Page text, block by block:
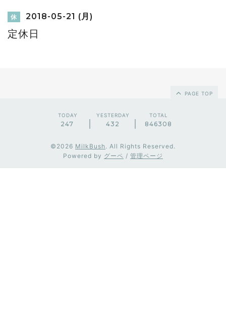
休 2018-05-21 (月)
定休日
PAGE TOP
TODAY
247
YESTERDAY
432
TOTAL
846308
©2026 MilkBush . All Rights Reserved.
Powered by グーペ / 管理ページ